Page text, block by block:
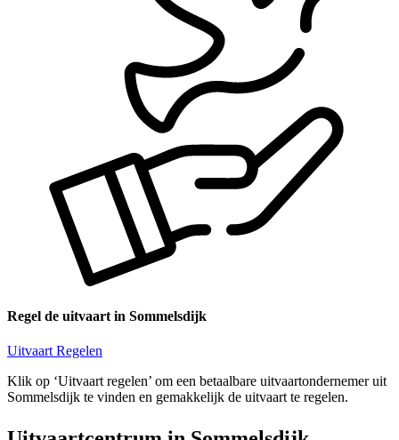
Regel de uitvaart in Sommelsdijk
Uitvaart Regelen
Klik op ‘Uitvaart regelen’ om een betaalbare uitvaartondernemer uit
Sommelsdijk te vinden en gemakkelijk de uitvaart te regelen.